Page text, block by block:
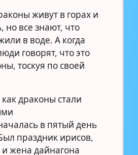
живут в горах и
но все знают, что
в воде. А когда
говорят, что это
тоскуя по своей
драконы стали
в пятый день
праздник ирисов,
жена дайнагона